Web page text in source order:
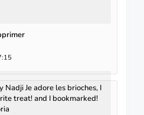
Nadji Je adore les brioches, I
treat! and I bookmarked!